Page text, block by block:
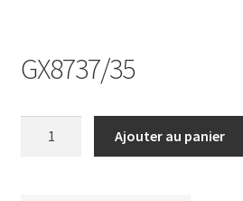
GX8737/35
Ajouter au panier